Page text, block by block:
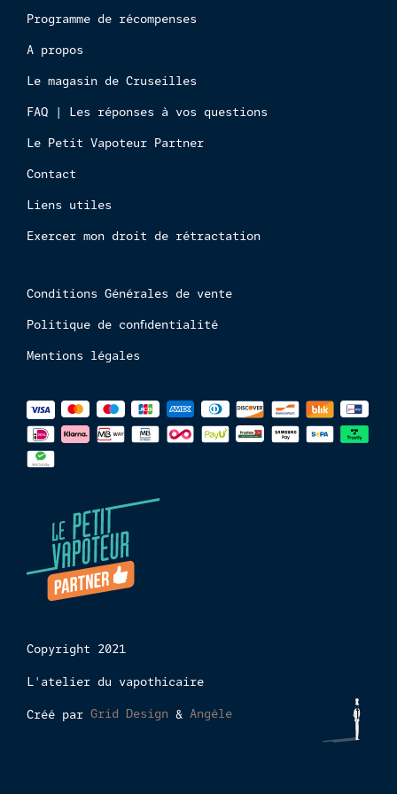
Programme de récompenses
A propos
Le magasin de Cruseilles
FAQ | Les réponses à vos questions
Le Petit Vapoteur Partner
Contact
Liens utiles
Exercer mon droit de rétractation
Conditions Générales de vente
Politique de confidentialité
Mentions légales
Méthodes
de
paiements
Copyright 2021
L'atelier du vapothicaire
Créé par Grid Design & Angèle